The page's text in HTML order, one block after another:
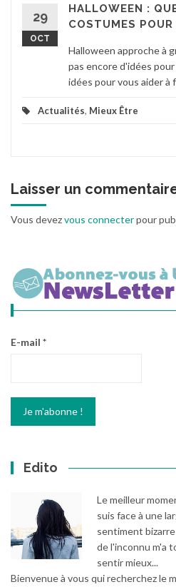
29
OCT
HALLOWEEN :
COSTUMES
Halloween approche à
pas encore d'idées
idées pour vous aider à
Actualités, Mieux Être
Laisser un
Vous devezvous connecterpour
E-mail *
Edito
Le meilleur
suis face à une
sentiment
de l'inconnu m'a
sentir mieux...
Bienvenue à vous qui recherchez le